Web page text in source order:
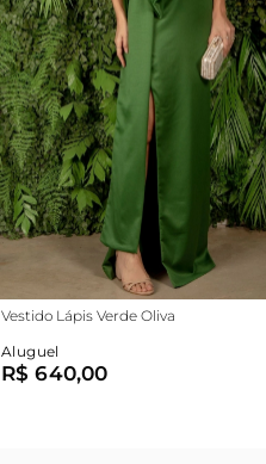
Vestido Lápis Verde Oliva
Aluguel
R$ 640,00